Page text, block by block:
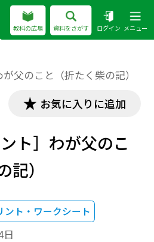
教科の広場 資料をさがす ログイン メニュー
父のこと（折たく柴の記）
お気に入りに追加
ト］わが父のこ
記）
ント・ワークシート
日